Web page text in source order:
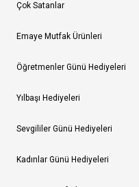
Çok Satanlar
Emaye Mutfak Ürünleri
Öğretmenler Günü Hediyeleri
Yılbaşı Hediyeleri
Sevgililer Günü Hediyeleri
Kadınlar Günü Hediyeleri